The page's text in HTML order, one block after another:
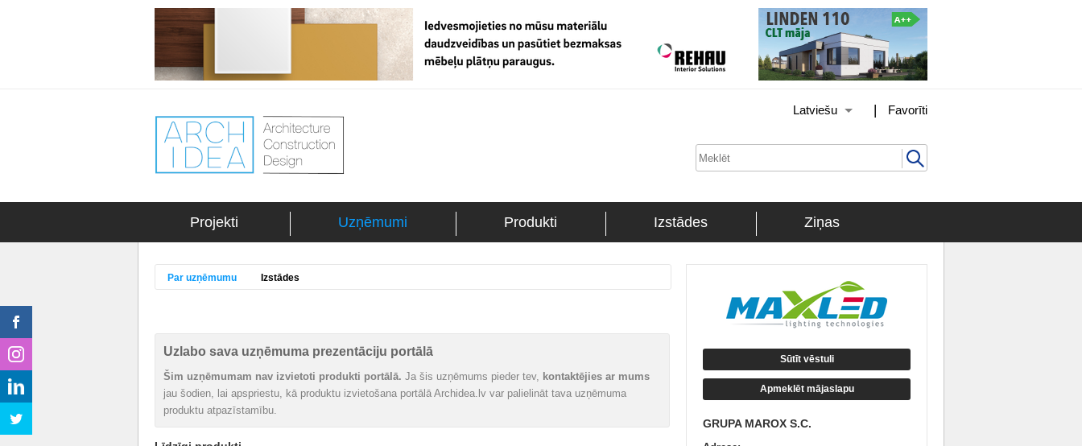
Favorīti
|
Latviešu
Projekti Uzņēmumi Produkti Izstādes Ziņas
Par uzņēmumu Izstādes
Uzlabo sava uzņēmuma prezentāciju portālā
Šim uzņēmumam nav izvietoti produkti portālā. Ja šis uzņēmums pieder tev, kontaktējies ar mums
jau šodien, lai apspriestu, kā produktu izvietošana portālā Archidea.lv var palielināt tava uzņēmuma
produktu atpazīstamību.
Sūtīt vēstuli
Apmeklēt mājaslapu
GRUPA MAROX S.C.